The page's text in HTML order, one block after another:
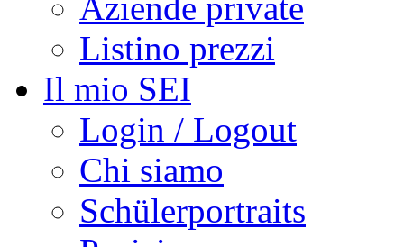
Aziende private
Listino prezzi
Il mio SEI
Login / Logout
Chi siamo
Schülerportraits